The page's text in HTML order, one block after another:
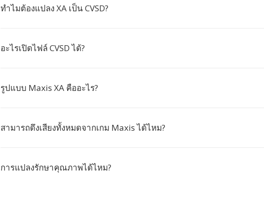
ทำไมต้องแปลง XA เป็น CVSD?
อะไรเปิดไฟล์ CVSD ได้?
รูปแบบ Maxis XA คืออะไร?
สามารถดึงเสียงทั้งหมดจากเกม Maxis ได้ไหม?
การแปลงรักษาคุณภาพได้ไหม?